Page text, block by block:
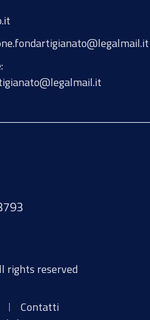
rights reserved
Contatti